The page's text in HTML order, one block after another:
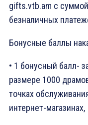
gifts.vtb.am с
безналичных
Бонусные баллы
• 1 бонусный балл-
размере 1000
точках
интернет-магазинах,